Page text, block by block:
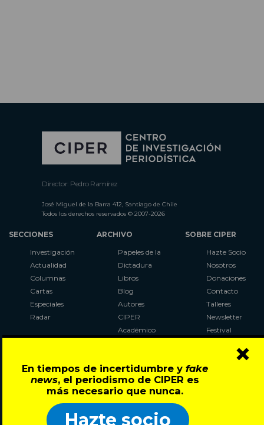
En tiempos de incertidumbre y fake
news, el periodismo de CIPER es
más necesario que nunca.
Hazte socio
×
Director: Pedro Ramírez
José Miguel de la Barra 412, Santiago de Chile
Todos los derechos reservados © 2007-2026
SECCIONES
Investigación
Actualidad
Columnas
Cartas
Especiales
Radar
ARCHIVO
Papeles de la
Dictadura
Libros
Blog
Autores
CIPER
Académico
Al Plebiscito
con CIPER
SOBRE CIPER
Hazte Socio
Nosotros
Donaciones
Contacto
Talleres
Newsletter
Festival